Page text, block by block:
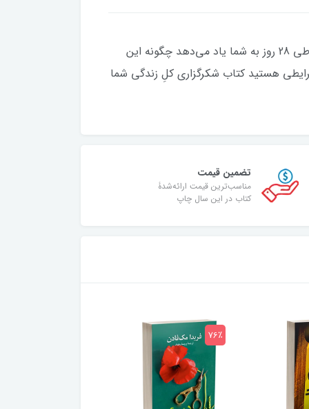
راندا برن در کتاب معجزۀ شکرگزاری، دانشی را که زندگی‌تان را تغییر دهد به شما می‌آموزد و در یک سفر شگفت‌انگیز طی 28 روز به شما یاد می‌دهد چگونه این
هستید کتاب شکرگزاری کلِ زندگی شما
تضمین قیمت
مناسب‌ترین قیمت ارائه‌شدۀ
کتاب در این سال چاپ
76٪